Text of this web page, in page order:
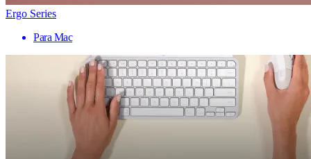
Ergo Series
Para Mac